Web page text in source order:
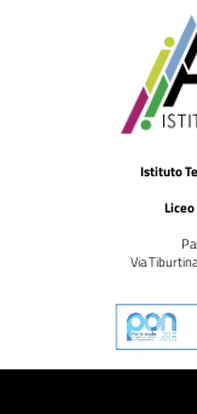
Istituto
Via